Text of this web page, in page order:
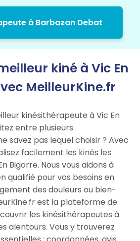
à Barbazan Debat
kiné à Vic En
MeilleurKine.fr
kinésithérapeute à Vic En
entre plusieurs
savez pas lequel choisir ? Avec
facilement les kinés les
Bigorre. Nous vous aidons à
qualifié pour vos besoins en
des douleurs ou bien-
est la plateforme de
les kinésithérapeutes à
alentours. Vous y trouverez